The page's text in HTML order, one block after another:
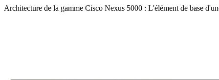
Architecture de la gamme Cisco Nexus 5000 : L'élément de base